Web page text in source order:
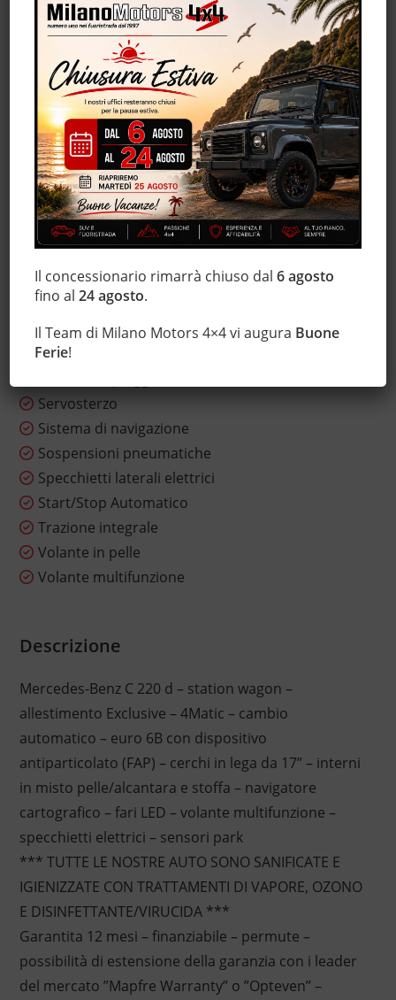
Bluetooth
Bracciolo
Cerchi in lega
Chiusura centralizzata
Climatizzatore
Controllo trazione
Cruise Control
ESP
Fari LED
Frenata d'emergenza assistita
Immobilizzatore elettronico
Isofix
Marmitta catalitica
Monitoraggio pressione pneumatici
Regolazione elettrica sedili
Servosterzo
Sistema di navigazione
Sospensioni pneumatiche
Specchietti laterali elettrici
Start/Stop Automatico
Trazione integrale
Volante in pelle
Volante multifunzione
Descrizione
Mercedes-Benz C 220 d – station wagon –
allestimento Exclusive – 4Matic – cambio
automatico – euro 6B con dispositivo
antiparticolato (FAP) – cerchi in lega da 17” – interni
in misto pelle/alcantara e stoffa – navigatore
cartografico – fari LED – volante multifunzione –
specchietti elettrici – sensori park
*** TUTTE LE NOSTRE AUTO SONO SANIFICATE E
IGIENIZZATE CON TRATTAMENTI DI VAPORE, OZONO
E DISINFETTANTE/VIRUCIDA ***
Garantita 12 mesi – finanziabile – permute –
possibilità di estensione della garanzia con i leader
del mercato ”Mapfre Warranty” o ”Opteven” –
Il concessionario rimarrà chiuso dal6 agosto
fino al24 agosto.
Il Team di Milano Motors 4×4 vi augura Buone
Ferie!